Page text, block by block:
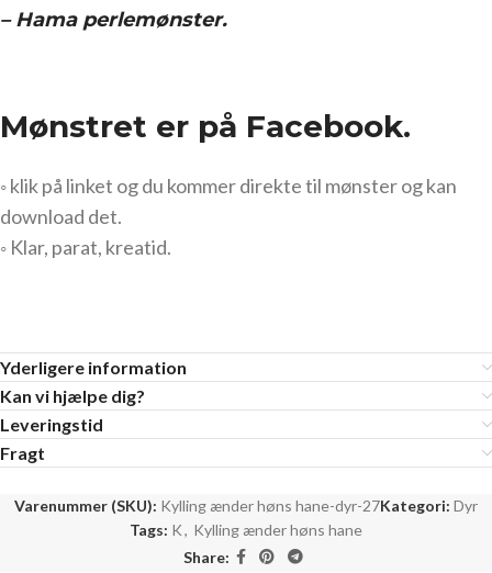
– Hama perlemønster.
Mønstret er på Facebook.
◦ klik på linket og du kommer direkte til mønster og kan
download det.
◦ Klar, parat, kreatid.
Yderligere information
Kan vi hjælpe dig?
Leveringstid
Fragt
Varenummer (SKU): Kylling ænder høns hane-dyr-27Kategori: Dyr
Tags: K, Kylling ænder høns hane
Share: